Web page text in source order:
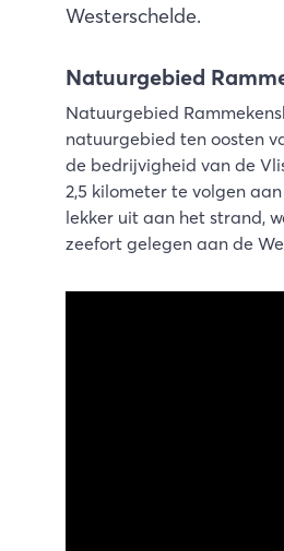
Westerschelde.
Natuurgebied
Natuurgebied
natuurgebied ten oosten
de bedrijvigheid van de
2,5 kilometer te volgen
lekker uit aan het strand,
zeefort gelegen aan de